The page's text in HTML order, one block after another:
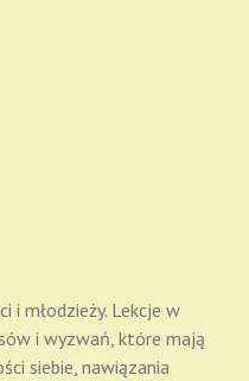
i młodzieży. Lekcje w
i wyzwań, które mają
siebie, nawiązania